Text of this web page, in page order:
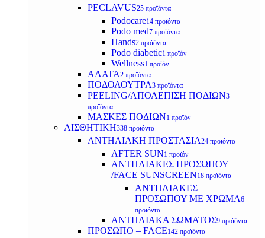
PECLAVUS25 προϊόντα
Podocare14 προϊόντα
Podo med7 προϊόντα
Hands2 προϊόντα
Podo diabetic1 προϊόν
Wellness1 προϊόν
ΑΛΑΤΑ2 προϊόντα
ΠΟΔΟΛΟΥΤΡΑ3 προϊόντα
PEELING/ΑΠΟΛΕΠΙΣΗ ΠΟΔΙΩΝ3
προϊόντα
ΜΑΣΚΕΣ ΠΟΔΙΩΝ1 προϊόν
ΑΙΣΘΗΤΙΚΗ338 προϊόντα
ΑΝΤΗΛΙΑΚΗ ΠΡΟΣΤΑΣΙΑ24 προϊόντα
AFTER SUN1 προϊόν
ΑΝΤΗΛΙΑΚΕΣ ΠΡΟΣΩΠΟΥ
/FACE SUNSCREEN18 προϊόντα
ΑΝΤΗΛΙΑΚΕΣ
ΠΡΟΣΩΠΟΥ ΜΕ ΧΡΩΜΑ6
προϊόντα
ΑΝΤΗΛΙΑΚΑ ΣΩΜΑΤΟΣ9 προϊόντα
ΠΡΟΣΩΠΟ – FACE142 προϊόντα